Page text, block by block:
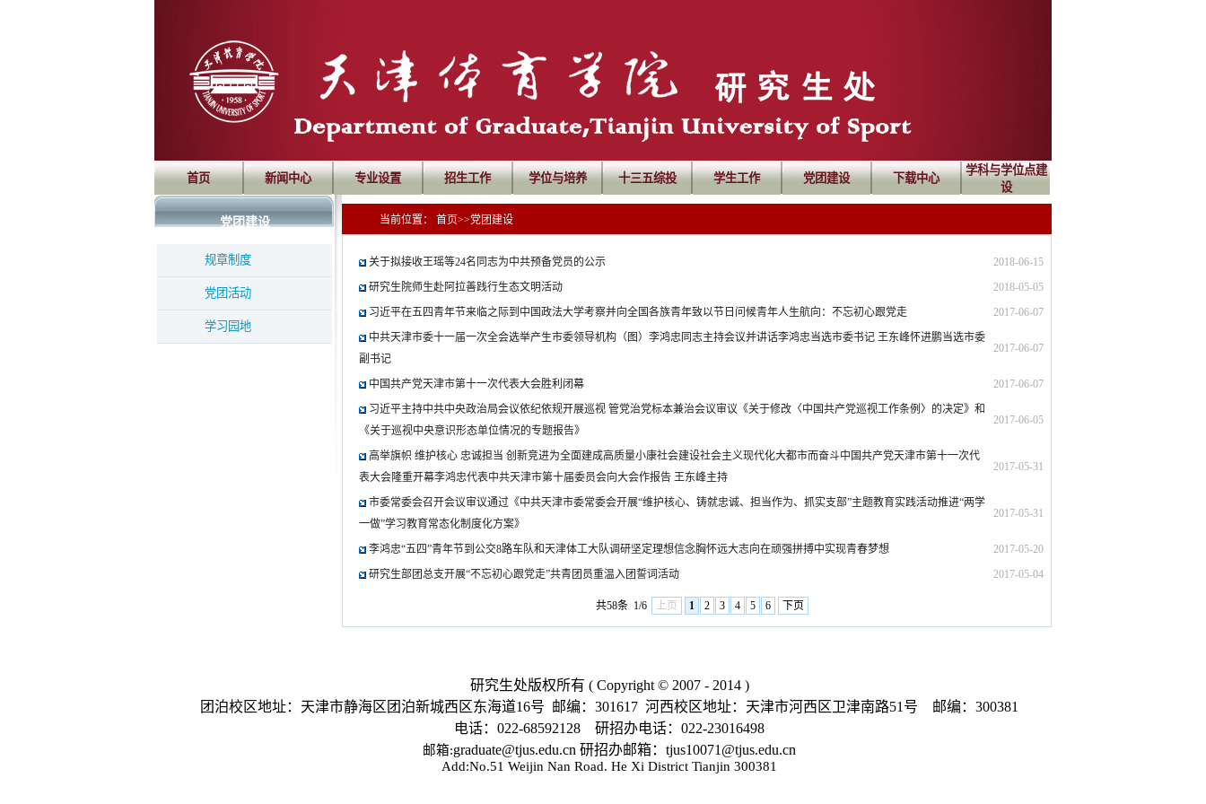
首页 新闻中心 专业设置 招生工作 学位与培养 十三五综投 学生工作 党团建设 下载中心
学科与学位点建
设
党团建设
规章制度
党团活动
学习园地
当前位置： 首页>>党团建设
关于拟接收王瑶等24名同志为中共预备党员的公示
2018-06-15
研究生院师生赴阿拉善践行生态文明活动
2018-05-05
习近平在五四青年节来临之际到中国政法大学考察并向全国各族青年致以节日问候青年人生航向：不忘初心跟党走
2017-06-07
中共天津市委十一届一次全会选举产生市委领导机构（图）李鸿忠同志主持会议并讲话李鸿忠当选市委书记 王东峰怀进鹏当选市委
副书记
2017-06-07
中国共产党天津市第十一次代表大会胜利闭幕
2017-06-07
习近平主持中共中央政治局会议依纪依规开展巡视 管党治党标本兼治会议审议《关于修改〈中国共产党巡视工作条例〉的决定》和
《关于巡视中央意识形态单位情况的专题报告》
2017-06-05
高举旗帜 维护核心 忠诚担当 创新竞进为全面建成高质量小康社会建设社会主义现代化大都市而奋斗中国共产党天津市第十一次代
表大会隆重开幕李鸿忠代表中共天津市第十届委员会向大会作报告 王东峰主持
2017-05-31
市委常委会召开会议审议通过《中共天津市委常委会开展“维护核心、铸就忠诚、担当作为、抓实支部”主题教育实践活动推进“两学
一做”学习教育常态化制度化方案》
2017-05-31
李鸿忠“五四”青年节到公交8路车队和天津体工大队调研坚定理想信念胸怀远大志向在顽强拼搏中实现青春梦想
2017-05-20
研究生部团总支开展“不忘初心跟党走”共青团员重温入团誓词活动
2017-05-04
共58条 1/6 上页 1 2 3 4 5 6 下页
研究生处版权所有 ( Copyright © 2007 - 2014 )
团泊校区地址：天津市静海区团泊新城西区东海道16号 邮编：301617 河西校区地址：天津市河西区卫津南路51号 邮编：300381
电话：022-68592128 研招办电话：022-23016498
邮箱:graduate@tjus.edu.cn 研招办邮箱：tjus10071@tjus.edu.cn
Add:No.51 Weijin Nan Road. He Xi District Tianjin 300381